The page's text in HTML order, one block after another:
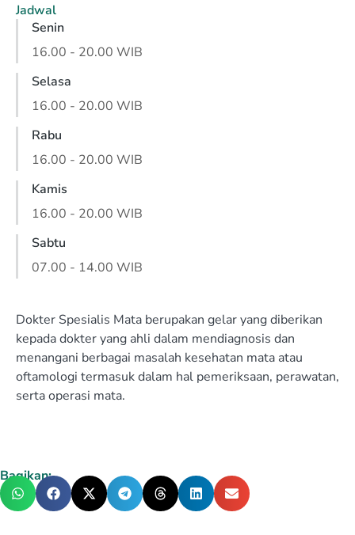
Jadwal​
Senin
16.00 - 20.00 WIB
Selasa
16.00 - 20.00 WIB
Rabu
16.00 - 20.00 WIB
Kamis
16.00 - 20.00 WIB
Sabtu
07.00 - 14.00 WIB
Dokter Spesialis Mata berupakan gelar yang diberikan
kepada dokter yang ahli dalam mendiagnosis dan
menangani berbagai masalah kesehatan mata atau
oftamologi termasuk dalam hal pemeriksaan, perawatan,
serta operasi mata.
Bagikan: